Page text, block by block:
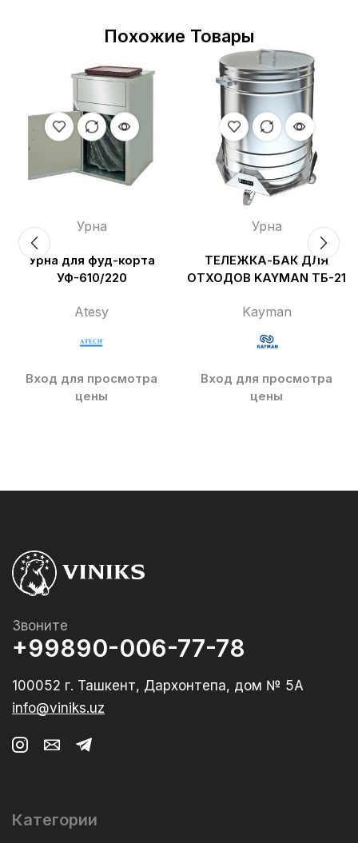
Похожие Товары
Урна
Урна для фуд-корта
УФ-610/220
Atesy
Вход для просмотра
цены
Урна
ТЕЛЕЖКА-БАК ДЛЯ
ОТХОДОВ KAYMAN ТБ-21
Kayman
Вход для просмотра
цены
Звоните
+99890-006-77-78
100052 г. Ташкент, Дархонтепа, дом № 5А
info@viniks.uz
Категории